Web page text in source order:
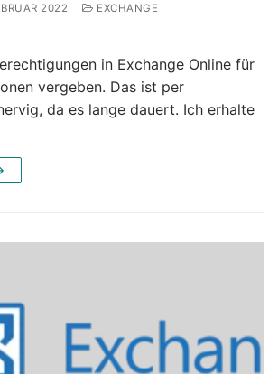
2022
EXCHANGE
in Exchange Online für
vergeben. Das ist per
da es lange dauert. Ich erhalte